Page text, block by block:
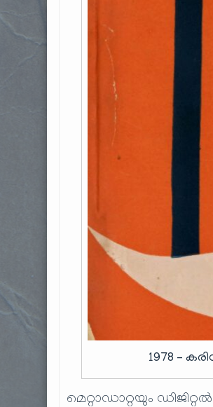
1978 –
മെറ്റാഡാറ്റയും